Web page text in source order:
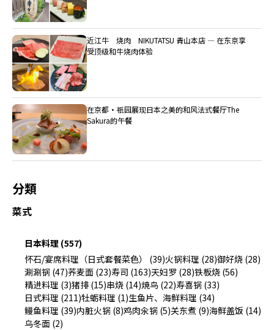
近江牛 烧肉 NIKUTATSU 青山本店 ― 在东京享
受顶级和牛烧肉体验
在京都・祇园展现日本之美的和风法式餐厅The
Sakura的午餐
分類
菜式
日本料理 (557)
怀石/宴席料理（日式套餐菜色） (39)火锅料理 (28)御好烧 (28)
涮涮锅 (47)荞麦面 (23)寿司 (163)天妇罗 (28)铁板烧 (56)
精进料理 (3)猪排 (15)串烧 (14)焼鸟 (22)寿喜锅 (33)
日式料理 (211)牡蛎料理 (1)生鱼片、海鲜料理 (34)
鳗鱼料理 (39)内脏火锅 (8)鸡肉汆锅 (5)关东煮 (9)海鲜盖饭 (14)
乌冬面 (2)